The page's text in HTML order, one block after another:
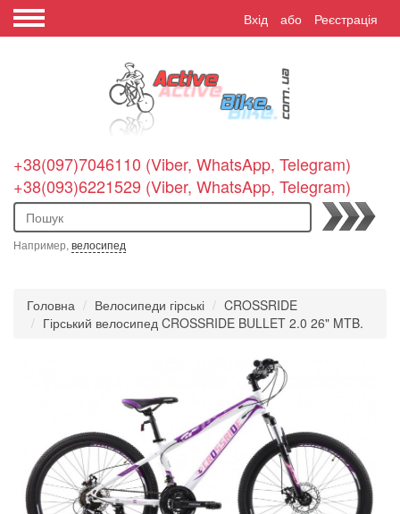
Вхід або Реєстрація
+38(097)7046110 (Viber, WhatsApp, Telegram)
+38(093)6221529 (Viber, WhatsApp, Telegram)
Пошук
Например, велосипед
Головна Велосипеди гірські
CROSSRIDE
Гірський велосипед CROSSRIDE BULLET 2.0 26" MTB.